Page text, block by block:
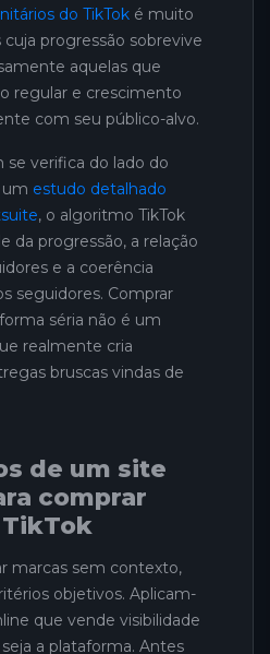
do TikTok é muito
progressão sobrevive
aquelas que
regular e crescimento
com seu público-alvo.
se verifica do lado do
estudo detalhado
, o algoritmo TikTok
da progressão, a relação
e a coerência
seguidores. Comprar
séria não é um
realmente cria
bruscas vindas de
de um site
comprar
marcas sem contexto,
objetivos. Aplicam-
que vende visibilidade
a plataforma. Antes